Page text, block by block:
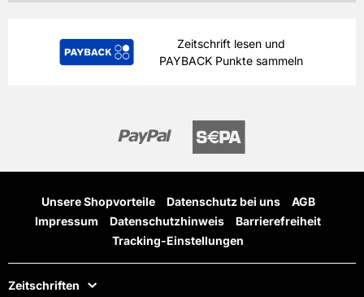
Zeitschrift lesen und
PAYBACK Punkte sammeln
Unsere Shopvorteile Datenschutz bei uns
AGB
Impressum
Datenschutzhinweis
Barrierefreiheit
Tracking-Einstellungen
Zeitschriften